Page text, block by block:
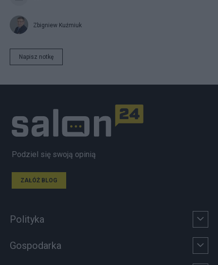
Zbigniew Kuźmiuk
Napisz notkę
Podziel się swoją opinią
ZAŁÓŻ BLOG
Polityka
Gospodarka